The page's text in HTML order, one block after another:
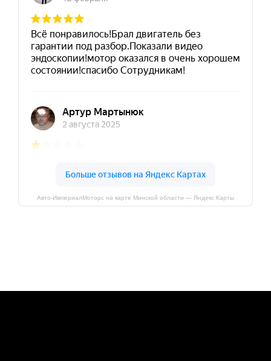
Авто-ИмпериалМоторс на карте Минской области — Яндекс Карты